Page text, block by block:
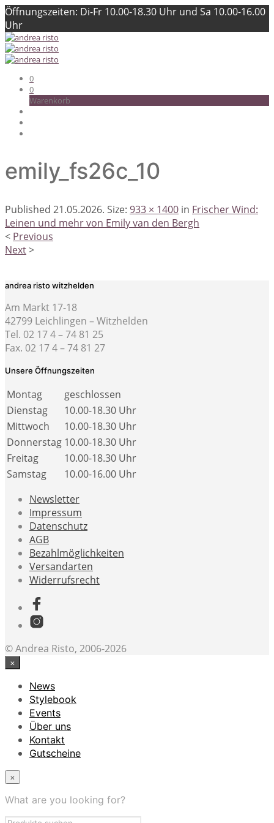
Öffnungszeiten: Di-Fr 10.00-18.30 Uhr und Sa 10.00-16.00
Uhr
0
0
Warenkorb
emily_fs26c_10
Published 21.05.2026. Size: 933 × 1400 in Frischer Wind:
Leinen und mehr von Emily van den Bergh
< Previous
Next>
andrea risto witzhelden
Am Markt 17-18
42799 Leichlingen – Witzhelden
Tel. 02 17 4 – 74 81 25
Fax. 02 17 4 – 74 81 27
Unsere Öffnungszeiten
Montag
geschlossen
Dienstag
10.00-18.30 Uhr
Mittwoch
10.00-18.30 Uhr
Donnerstag 10.00-18.30 Uhr
Freitag
10.00-18.30 Uhr
Samstag
10.00-16.00 Uhr
Newsletter
Impressum
Datenschutz
AGB
Bezahlmöglichkeiten
Versandarten
Widerrufsrecht
© Andrea Risto, 2006-2026
×
News
Stylebook
Events
Über uns
Kontakt
Gutscheine
×
What are you looking for?